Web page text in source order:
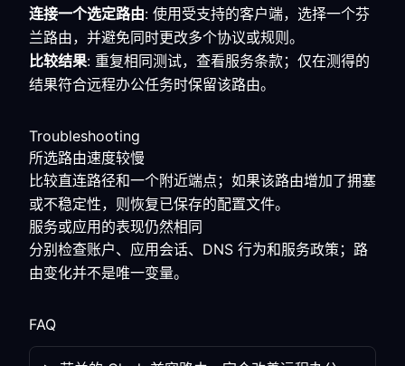
连接一个选定路由: 使用受支持的客户端，选择一个芬
兰路由，并避免同时更改多个协议或规则。
比较结果: 重复相同测试，查看服务条款；仅在测得的
结果符合远程办公任务时保留该路由。
Troubleshooting
所选路由速度较慢
比较直连路径和一个附近端点；如果该路由增加了拥塞
或不稳定性，则恢复已保存的配置文件。
服务或应用的表现仍然相同
分别检查账户、应用会话、DNS 行为和服务政策；路
由变化并不是唯一变量。
FAQ